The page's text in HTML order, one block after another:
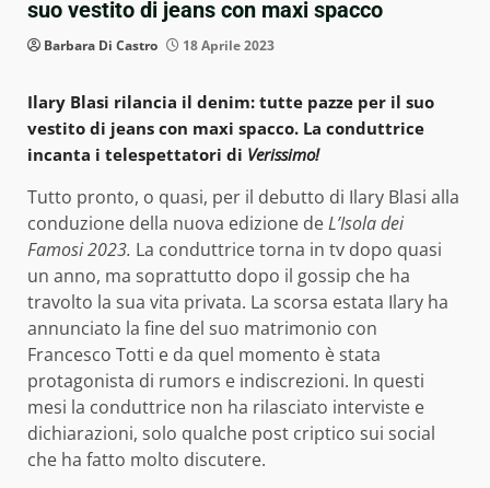
suo vestito di jeans con maxi spacco
Barbara Di Castro 18 Aprile 2023
Ilary Blasi rilancia il denim: tutte pazze per il suo
vestito di jeans con maxi spacco. La conduttrice
incanta i telespettatori di Verissimo!
Tutto pronto, o quasi, per il debutto di Ilary Blasi alla
conduzione della nuova edizione deL’Isola dei
Famosi 2023. La conduttrice torna in tv dopo quasi
un anno, ma soprattutto dopo il gossip che ha
travolto la sua vita privata. La scorsa estata Ilary ha
annunciato la fine del suo matrimonio con
Francesco Totti e da quel momento è stata
protagonista di rumors e indiscrezioni. In questi
mesi la conduttrice non ha rilasciato interviste e
dichiarazioni, solo qualche post criptico sui social
che ha fatto molto discutere.